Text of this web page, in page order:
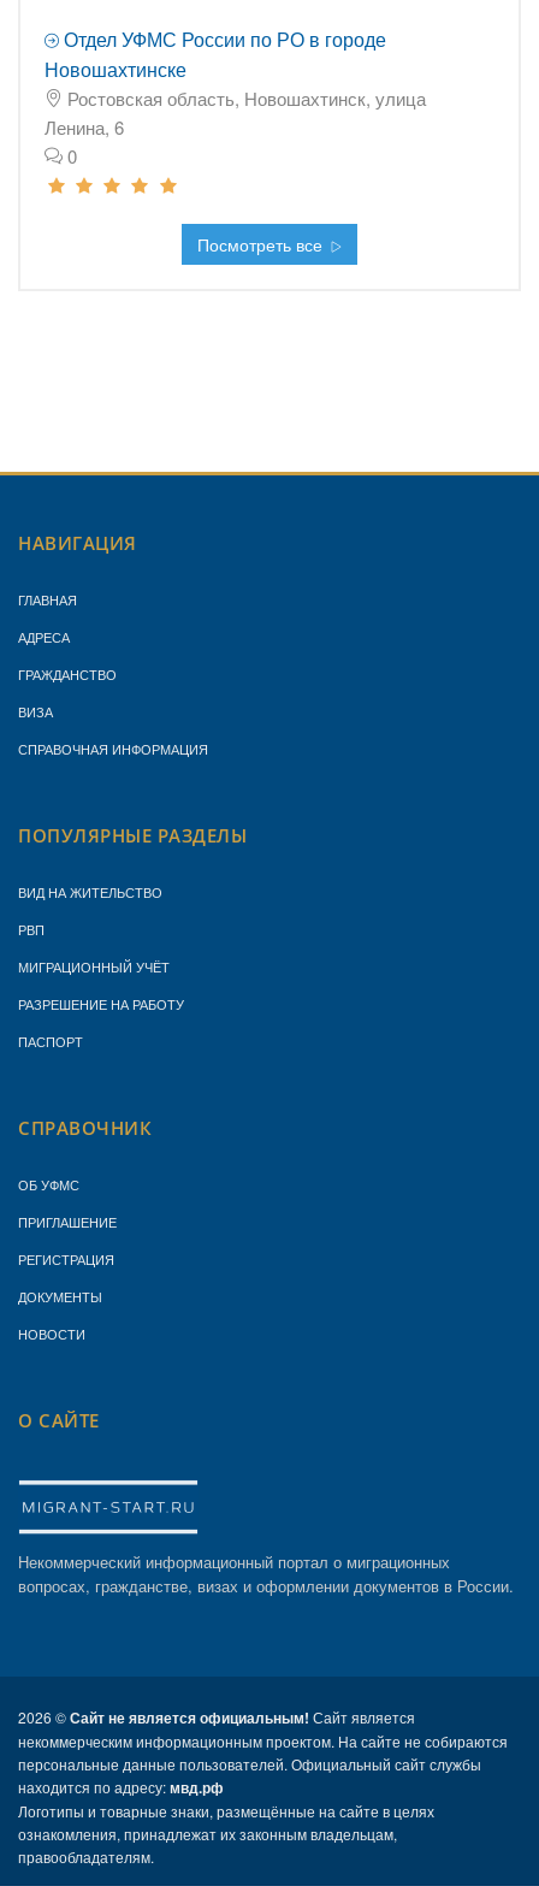
Отдел УФМС России по РО в городе
Новошахтинске
Ростовская область, Новошахтинск, улица
Ленина, 6
0
Посмотреть все
НАВИГАЦИЯ
ГЛАВНАЯ
АДРЕСА
ГРАЖДАНСТВО
ВИЗА
СПРАВОЧНАЯ ИНФОРМАЦИЯ
ПОПУЛЯРНЫЕ РАЗДЕЛЫ
ВИД НА ЖИТЕЛЬСТВО
РВП
МИГРАЦИОННЫЙ УЧЁТ
РАЗРЕШЕНИЕ НА РАБОТУ
ПАСПОРТ
СПРАВОЧНИК
ОБ УФМС
ПРИГЛАШЕНИЕ
РЕГИСТРАЦИЯ
ДОКУМЕНТЫ
НОВОСТИ
О САЙТЕ
Некоммерческий информационный портал о миграционных
вопросах, гражданстве, визах и оформлении документов в России.
2026 ©Сайт не является официальным! Сайт является
некоммерческим информационным проектом. На сайте не собираются
персональные данные пользователей. Официальный сайт службы
находится по адресу:мвд.рф
Логотипы и товарные знаки, размещённые на сайте в целях
ознакомления, принадлежат их законным владельцам,
правообладателям.